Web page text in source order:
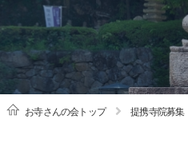
お寺さんの会トップ 提携寺院募集